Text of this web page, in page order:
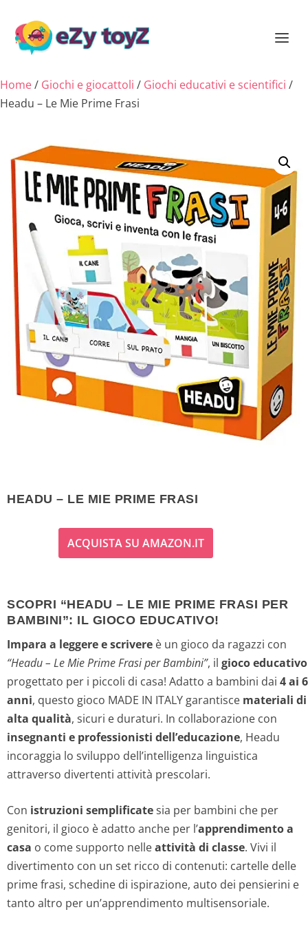
Home/ Giochi e giocattoli / Giochi educativi e scientifici /
Headu – Le Mie Prime Frasi
HEADU – LE MIE PRIME FRASI
ACQUISTA SU AMAZON.IT
SCOPRI “HEADU – LE MIE PRIME FRASI PER
BAMBINI”: IL GIOCO EDUCATIVO!
Impara a leggere e scrivere è un gioco da ragazzi con
“Headu – Le Mie Prime Frasi per Bambini”, il gioco educativo
progettato per i piccoli di casa! Adatto a bambini dai 4 ai 6
anni, questo gioco MADE IN ITALY garantisce materiali di
alta qualità, sicuri e duraturi. In collaborazione con
insegnanti e professionisti dell’educazione, Headu
incoraggia lo sviluppo dell’intelligenza linguistica
attraverso divertenti attività prescolari.
Con istruzioni semplificatesia per bambini che per
genitori, il gioco è adatto anche per l’apprendimento a
casa o come supporto nelleattività di classe. Vivi il
divertimento con un set ricco di contenuti: cartelle delle
prime frasi, schedine di ispirazione, auto dei pensierini e
tanto altro per un’apprendimento multisensoriale.